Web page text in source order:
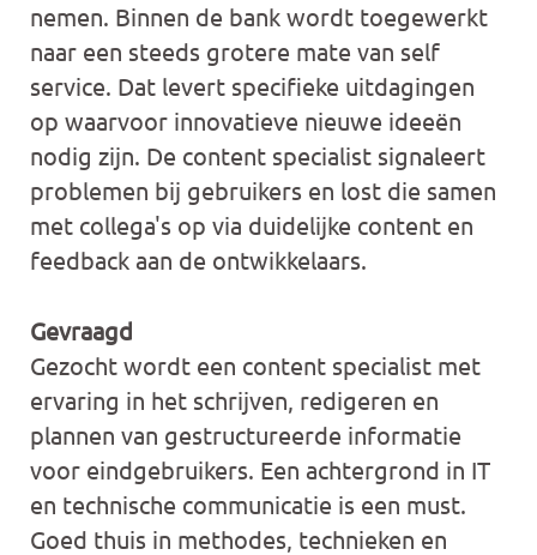
nemen. Binnen de bank wordt toegewerkt
naar een steeds grotere mate van self
service. Dat levert specifieke uitdagingen
op waarvoor innovatieve nieuwe ideeën
nodig zijn. De content specialist signaleert
problemen bij gebruikers en lost die samen
met collega's op via duidelijke content en
feedback aan de ontwikkelaars.
Gevraagd
Gezocht wordt een content specialist met
ervaring in het schrijven, redigeren en
plannen van gestructureerde informatie
voor eindgebruikers. Een achtergrond in IT
en technische communicatie is een must.
Goed thuis in methodes, technieken en